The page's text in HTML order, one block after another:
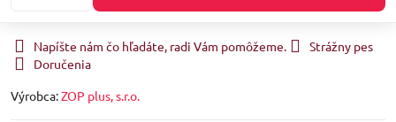
Napíšte nám čo hľadáte, radi Vám pomôžeme.
Strážny pes
Doručenia
Výrobca:ZOP plus, s.r.o.